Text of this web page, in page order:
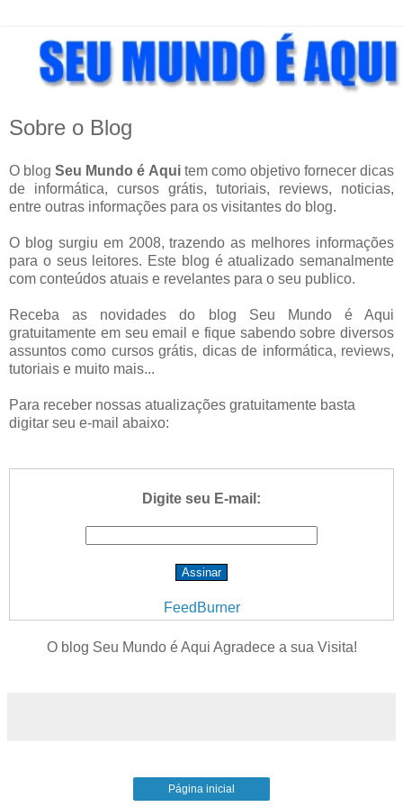
Sobre o Blog
O blogSeu Mundo é Aquitem como objetivo fornecer dicas
de informática, cursos grátis, tutoriais, reviews, noticias,
entre outras informações para os visitantes do blog.
O blog surgiu em 2008, trazendo as melhores informações
para o seus leitores. Este blog é atualizado semanalmente
com conteúdos atuais e revelantes para o seu publico.
Receba as novidades do blog Seu Mundo é Aqui
gratuitamente em seu email e fique sabendo sobre diversos
assuntos como cursos grátis, dicas de informática, reviews,
tutoriais e muito mais...
Para receber nossas atualizações gratuitamente basta
digitar seu e-mail abaixo:
Digite seu E-mail:
FeedBurner
O blog Seu Mundo é Aqui Agradece a sua Visita!
Página inicial